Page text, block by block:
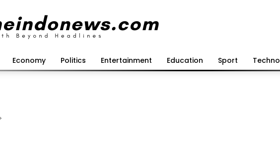
Economy Politics Entertainment Education Sport Techno